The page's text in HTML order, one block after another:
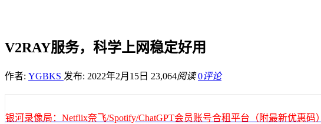
V2RAY服务，科学上网稳定好用
作者: YGBKS 发布: 2022年2月15日 23,064阅读 0评论
银河录像局：Netflix奈飞/Spotify/ChatGPT会员账号合租平台（附最新优惠码）